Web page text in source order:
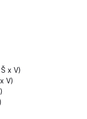
x V)
V)